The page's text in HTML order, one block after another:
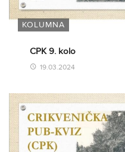
KOLUMNA
CPK 9. kolo
19.03.2024